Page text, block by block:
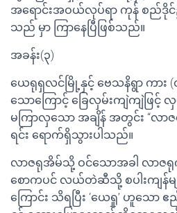
အရောင်းအဝယ်လုပ်ရာ ကုန် စည်ဒို
သည် မှာ ကြာနေပြီဖြစ်သည်။
အခန်း(၃)
ယေရုရှလင်မြို့နှင့် ဗေသနိရွာ ကား (
သောကြောင့် ခြေလှမ်းကျဲကျဲဖြင့်
မကြာလှသော အချိန် အတွင်း “လာဇ
ရင်း ရောက်ရှိသွားပါသည်။
လာဇရုအိမ်သို့ ဝင်သောအခါ လာဇရု
စောကပင် လယ်တဲဆီသို့ စပါးကျန်မ
ကြောင်း သိရပြီး ‘ယေရှု’ ဟူသေ